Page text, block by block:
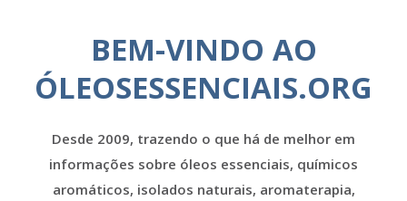
BEM-VINDO AO
ÓLEOSESSENCIAIS.ORG
Desde 2009, trazendo o que há de melhor em
informações sobre óleos essenciais, químicos
aromáticos, isolados naturais, aromaterapia,